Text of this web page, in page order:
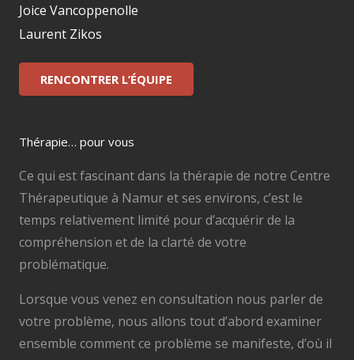
Joice Vancoppenolle
Laurent Zikos
RENCONTRER L’ÉQUIPE
Thérapie… pour vous
Ce qui est fascinant dans la thérapie de notre Centre
Thérapeutique à Namur et ses environs, c’est le
temps relativement limité pour d’acquérir de la
compréhension et de la clarté de votre
problématique.
Lorsque vous venez en consultation nous parler de
votre problème, nous allons tout d’abord examiner
ensemble comment ce problème se manifeste, d’où il